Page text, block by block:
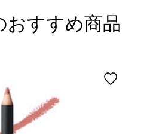
おすすめ商品